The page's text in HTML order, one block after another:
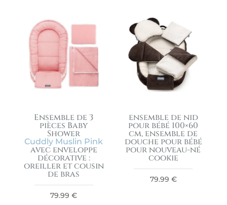
Ensemble de 3
pièces Baby
Shower
Cuddly Muslin Pink
avec enveloppe
décorative :
oreiller et cousin
de bras
79.99€
ensemble de nid
pour bébé 100×60
cm, ensemble de
douche pour bébé
pour nouveau-né
cookie
79.99 €